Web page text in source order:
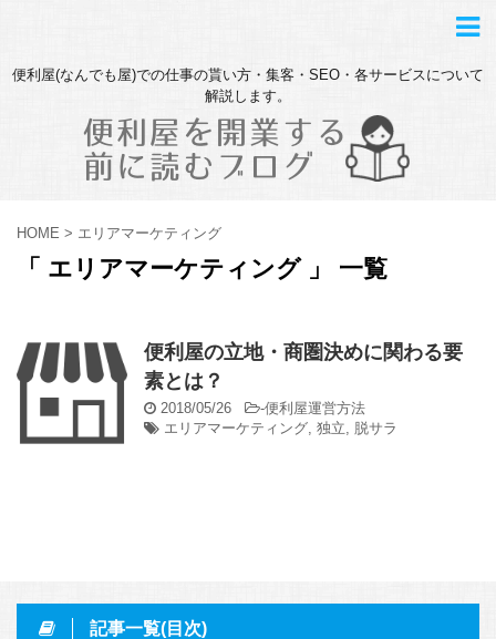
便利屋(なんでも屋)での仕事の貰い方・集客・SEO・各サービスについて
解説します。
HOME > エリアマーケティング
「 エリアマーケティング 」 一覧
便利屋の立地・商圏決めに関わる要
素とは？
2018/05/26 -便利屋運営方法
エリアマーケティング, 独立, 脱サラ
記事一覧(目次)